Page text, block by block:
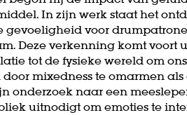
In zijn werk staat het
voor
Deze verkenning komt voort
tot de fysieke wereld om
mixedness te omarmen als
onderzoek naar een
uitnodigt om emoties te